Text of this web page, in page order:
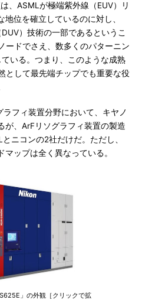
、ASMLが極端紫外線（EUV）リ
位を確立しているのに対し、
）技術の一部であるというこ
ードでさえ、数多くのパターニン
いる。つまり、このような成熟
として最先端チップでも重要な役
フィ装置分野において、キヤノ
が、ArFリソグラフィ装置の製造
ニコンの2社だけだ。ただし、
ップは全く異なっている。
」の外観［クリックで拡